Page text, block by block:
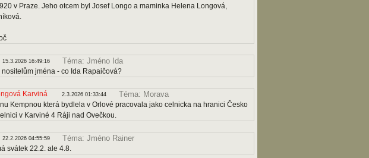
v Praze. Jeho otcem byl Josef Longo a maminka Helena Longová,
15.3.2026 16:49:16 Téma: Jméno Ida
nositelům jména - co Ida Rapaičová?
Karviná 2.3.2026 01:33:44 Téma: Morava
Kempnou která bydlela v Orlové pracovala jako celnicka na hranici Česko
v Karviné 4 Ráji nad Ovečkou.
22.2.2026 04:55:59 Téma: Jméno Rainer
svátek 22.2. ale 4.8.